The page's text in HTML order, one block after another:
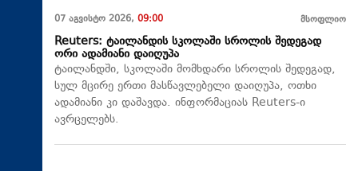
07 აგვისტო 2026, 09:00 მსოფლიო
Reuters: ტაილანდის სკოლაში სროლის შედეგად
ორი ადამიანი დაიღუპა
ტაილანდში, სკოლაში მომხდარი სროლის შედეგად,
სულ მცირე ერთი მასწავლებელი დაიღუპა, ოთხი
ადამიანი კი დაშავდა. ინფორმაციას Reuters-ი
ავრცელებს.